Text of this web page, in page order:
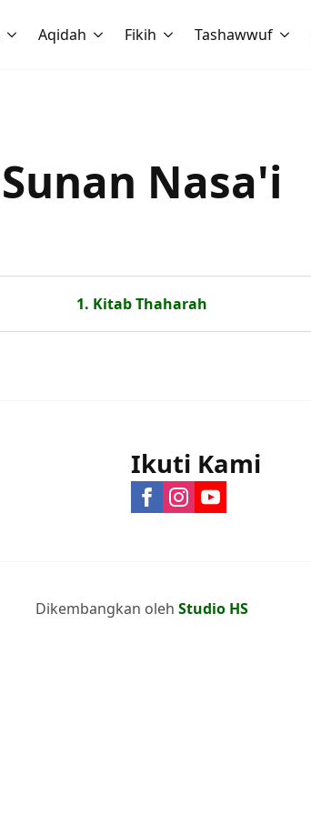
Aqidah Fikih Tashawwuf
Sunan Nasa'i
1. Kitab Thaharah
Ikuti Kami
Dikembangkan oleh Studio HS